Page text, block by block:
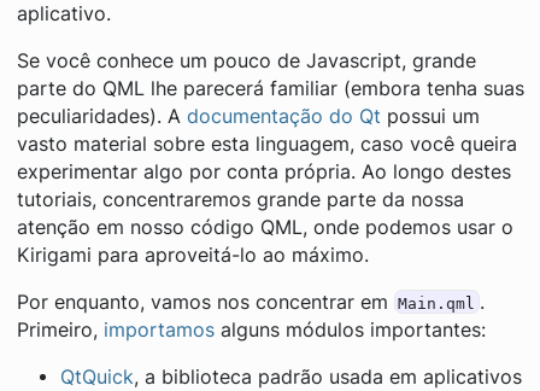
aplicativo.
Se você conhece um pouco de Javascript, grande
parte do QML lhe parecerá familiar (embora tenha suas
peculiaridades). A documentação do Qt possui um
vasto material sobre esta linguagem, caso você queira
experimentar algo por conta própria. Ao longo destes
tutoriais, concentraremos grande parte da nossa
atenção em nosso código QML, onde podemos usar o
Kirigami para aproveitá-lo ao máximo.
Por enquanto, vamos nos concentrar em Main.qml .
Primeiro, importamosalguns módulos importantes:
QtQuick, a biblioteca padrão usada em aplicativos